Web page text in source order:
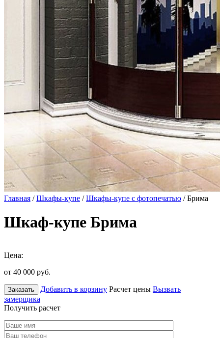
Главная /Шкафы-купе /Шкафы-купе с фотопечатью / Брима
Шкаф-купе Брима
Цена:
от 40 000 руб.
Заказать Добавить в корзину Расчет цены Вызвать
замерщика
Получить расчет